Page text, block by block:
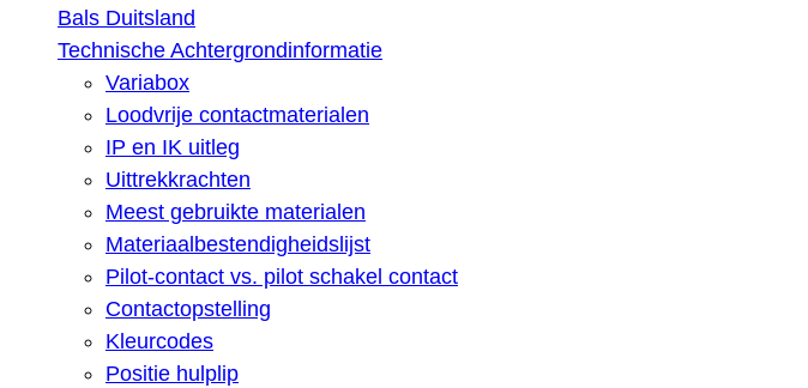
Bals Duitsland
Technische Achtergrondinformatie
Variabox
Loodvrije contactmaterialen
IP en IK uitleg
Uittrekkrachten
Meest gebruikte materialen
Materiaalbestendigheidslijst
Pilot-contact vs. pilot schakel contact
Contactopstelling
Kleurcodes
Positie hulplip